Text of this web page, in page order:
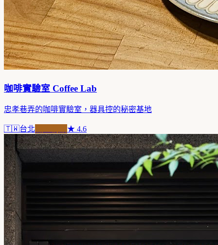
咖啡實驗室 Coffee Lab
忠孝巷弄的咖啡實驗室，器具控的秘密基地
🇹🇼台北 ★ 4.6